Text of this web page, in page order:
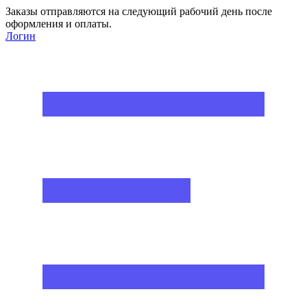
Заказы отправляются на следующий рабочий день после
оформления и оплаты.
Логин